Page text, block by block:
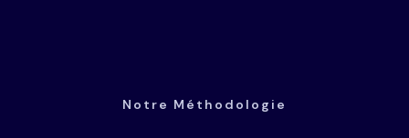
Notre Méthodologie